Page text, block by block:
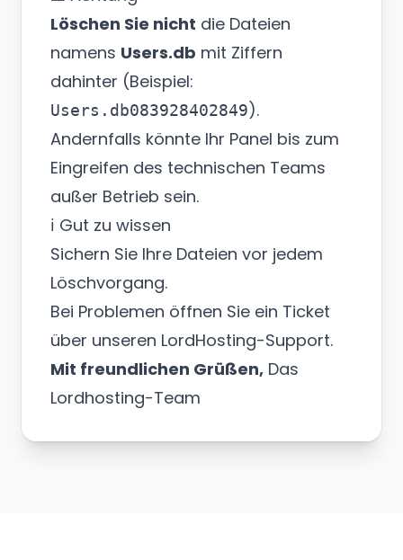
Löschen Sie nicht die Dateien
namens Users.db mit Ziffern
dahinter (Beispiel:
Users.db083928402849).
Andernfalls könnte Ihr Panel bis zum
Eingreifen des technischen Teams
außer Betrieb sein.
ℹ️ Gut zu wissen
Sichern Sie Ihre Dateien vor jedem
Löschvorgang.
Bei Problemen öffnen Sie ein Ticket
über unseren LordHosting-Support.
Mit freundlichen Grüßen, Das
Lordhosting-Team